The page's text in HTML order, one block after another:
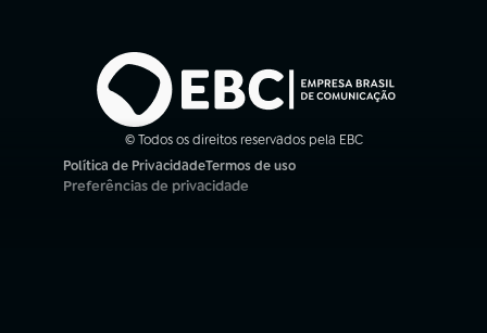
© Todos os direitos reservados pela EBC
Política de Privacidade
(abre em nova aba)
Termos de uso
(abre em nova aba)
Preferências de privacidade